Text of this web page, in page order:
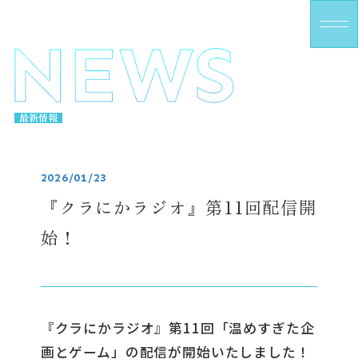
M
最新情報
『クラにかラジオ』第11回配信開
始！
2026/01/23
『クラにかラジオ』第11回「温めすぎた企
画とゲーム」の配信が開始いたしました！